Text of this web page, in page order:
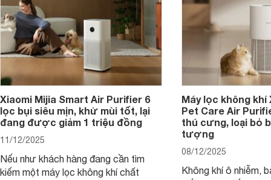
Xiaomi Mijia Smart Air Purifier 6
lọc bụi siêu mịn, khử mùi tốt, lại
đang được giảm 1 triệu đồng
11/12/2025
Nếu như khách hàng đang cần tìm
kiếm một máy lọc không khí chất
Máy lọc không khí
Pet Care Air
thú cưng, loại bỏ
tượng
08/12/2025
Không khí ô nhiễm,